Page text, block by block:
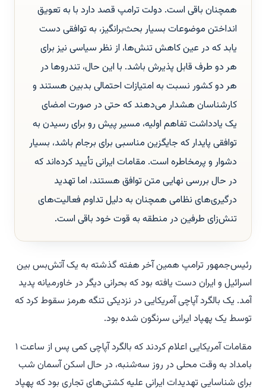
همچنان باقی است. دولت ترامپ قصد دارد با به تعویق
انداختن موضوعات بسیار بحث‌برانگیز، به توافقی دست
یابد که در عین کاهش تنش‌ها، از نظر سیاسی نیز برای
هر دو طرف قابل پذیرش باشد. با این حال، تندروها در
هر دو کشور نسبت به امتیازات احتمالی بدبین هستند و
کارشناسان هشدار می‌دهند که حتی در صورت امضای
یک یادداشت تفاهم اولیه، مسیر پیش رو برای رسیدن به
توافقی پایدار که جایگزین مناسبی برای برجام باشد، بسیار
دشوار و پرمخاطره است. مقامات ایرانی تأیید کرده‌اند که
در حال بررسی نهایی متن توافق هستند، اما تهدید
درگیری‌های نظامی همچنان به دلیل تداوم فعالیت‌های
تنش‌زای طرفین در منطقه به قوت خود باقی است.
رئیس‌جمهور ترامپ همین آخر هفته گذشته به یک آتش‌بس بین
اسرائیل و ایران دست یافته بود که بحرانی دیگر در خاورمیانه پدید
آمد. یک بالگرد آپاچی آمریکایی در نزدیکی تنگه هرمز سقوط کرد که
توسط یک پهپاد ایرانی سرنگون شده بود.
مقامات آمریکایی اعلام کردند که بالگرد آپاچی کمی پس از ساعت ۱
بامداد به وقت محلی در روز سه‌شنبه، در حال اسکن آسمان شب
برای شناسایی تهدیدات ایرانی علیه کشتی‌های تجاری بود که پهپاد